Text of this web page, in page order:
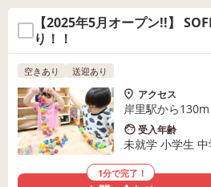
【2025年5月オープン!!】
り！！
空きあり 送迎あり
アクセス
岸里駅から
受入年齢
未就学 小学生
1分で完了！